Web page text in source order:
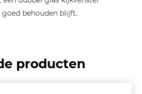
behouden blijft.
producten